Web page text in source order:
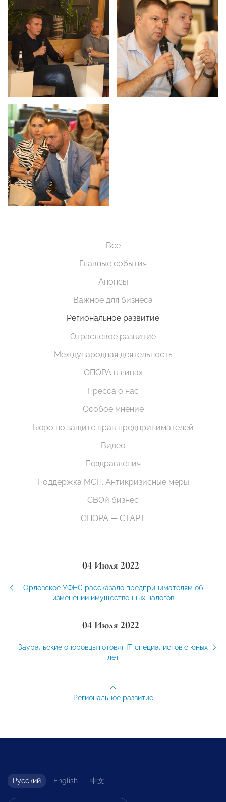
Все
Главные события
Анонсы
Важное для бизнеса
Региональное развитие
Отраслевое развитие
Международная деятельность
ОПОРА в лицах
Пресса о нас
Особое мнение
Бюро по защите прав предпринимателей
Видео
Поздравления
Поддержка МСП. Антикризисные меры
СВОй бизнес
ОПОРА — СТАРТ
04 Июля 2022
Орловское УФНС рассказало предпринимателям об
изменении имущественных налогов
04 Июля 2022
Зауральские опоровцы готовят IT-специалистов с юных
лет
Региональное развитие
Русский English 中文